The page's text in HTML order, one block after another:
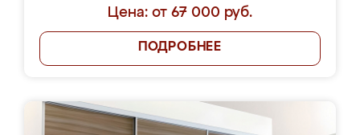
Цена: от 67 000 руб.
ПОДРОБНЕЕ